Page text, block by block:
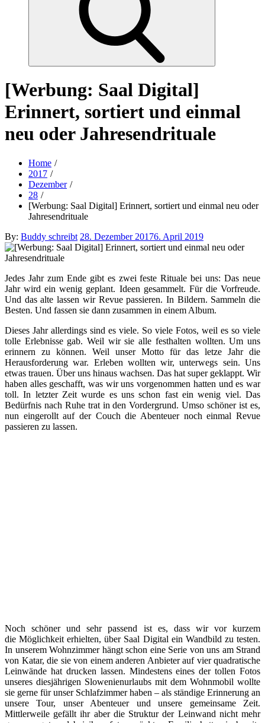
[Werbung: Saal Digital]
Erinnert, sortiert und einmal
neu oder Jahresendrituale
Home
2017
Dezember
28
[Werbung: Saal Digital] Erinnert, sortiert und einmal neu oder
Jahresendrituale
By: Buddy schreibtPosted
on
28. Dezember 20176. April 2019
Jedes Jahr zum Ende gibt es zwei feste Rituale bei uns: Das neue
Jahr wird ein wenig geplant. Ideen gesammelt. Für die Vorfreude.
Und das alte lassen wir Revue passieren. In Bildern. Sammeln die
Besten. Und fassen sie dann zusammen in einem Album.
Dieses Jahr allerdings sind es viele. So viele Fotos, weil es so viele
tolle Erlebnisse gab. Weil wir sie alle festhalten wollten. Um uns
erinnern zu können. Weil unser Motto für das letze Jahr die
Herausforderung war. Erleben wollten wir, unterwegs sein. Uns
etwas trauen. Über uns hinaus wachsen. Das hat super geklappt. Wir
haben alles geschafft, was wir uns vorgenommen hatten und es war
toll. In letzter Zeit wurde es uns schon fast ein wenig viel. Das
Bedürfnis nach Ruhe trat in den Vordergrund. Umso schöner ist es,
nun eingerollt auf der Couch die Abenteuer noch einmal Revue
passieren zu lassen.
Noch schöner und sehr passend ist es, dass wir vor kurzem
die Möglichkeit erhielten, über Saal Digital ein Wandbild zu testen.
In unserem Wohnzimmer hängt schon eine Serie von uns am Strand
von Katar, die sie von einem anderen Anbieter auf vier quadratische
Leinwände hat drucken lassen. Mindestens eines der tollen Fotos
unseres diesjährigen Slowenienurlaubs mit dem Wohnmobil wollte
sie gerne für unser Schlafzimmer haben – als ständige Erinnerung an
unsere Tour, unser Abenteuer und unsere gemeinsame Zeit.
Mittlerweile gefällt ihr aber die Struktur der Leinwand nicht mehr